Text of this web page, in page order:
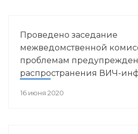
Проведено заседание
межведомственной
проблемам
распространения ВИЧ-
16 июня 2020